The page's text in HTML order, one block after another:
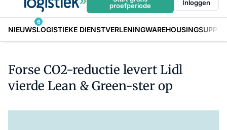
proefperiode
Inloggen
NIEUWS
6
LOGISTIEKE DIENSTVERLENINGWAREHOUSING
Forse CO2-reductie levert Lidl
vierde Lean & Green-ster op